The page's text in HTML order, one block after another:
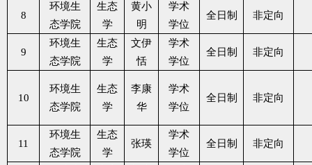
8
环境生
态学院
生态
学
黄小
明
学术
学位
全日制 非定向
9
环境生
态学院
生态
学
文伊
恬
学术
学位
全日制 非定向
10
环境生
态学院
生态
学
李康
华
学术
学位
全日制 非定向
11
环境生
态学院
生态
学
张瑛
学术
学位
全日制 非定向